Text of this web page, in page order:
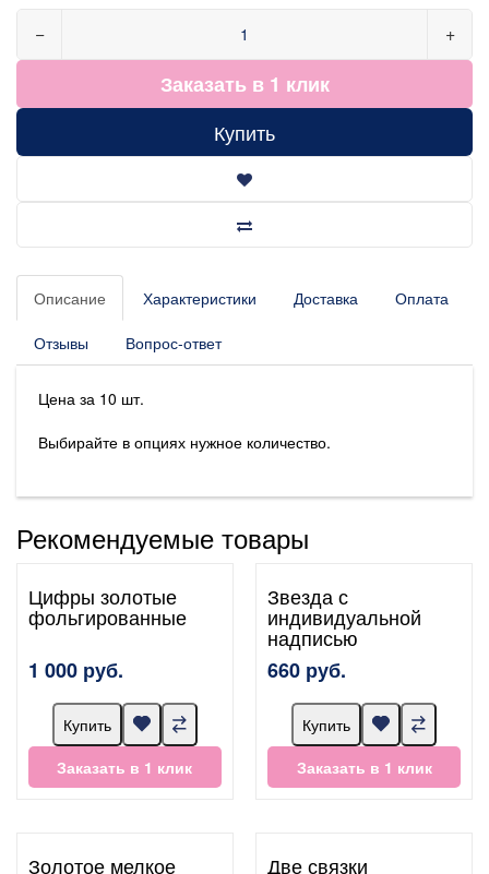
− +
Заказать в 1 клик
Купить
Описание Характеристики Доставка Оплата
Отзывы Вопрос-ответ
Цена за 10 шт.
Выбирайте в опциях нужное количество.
Рекомендуемые товары
Цифры золотые
фольгированные
1 000 руб.
Купить
Заказать в 1 клик
Звезда с
индивидуальной
надписью
660 руб.
Купить
Заказать в 1 клик
Золотое мелкое Две связки